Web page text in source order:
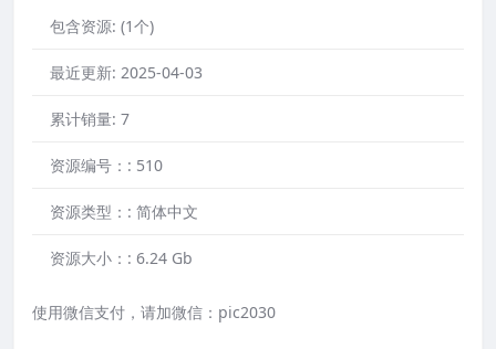
包含资源: (1个)
最近更新: 2025-04-03
累计销量: 7
资源编号：: 510
资源类型：: 简体中文
资源大小：: 6.24 Gb
使用微信支付，请加微信：pic2030